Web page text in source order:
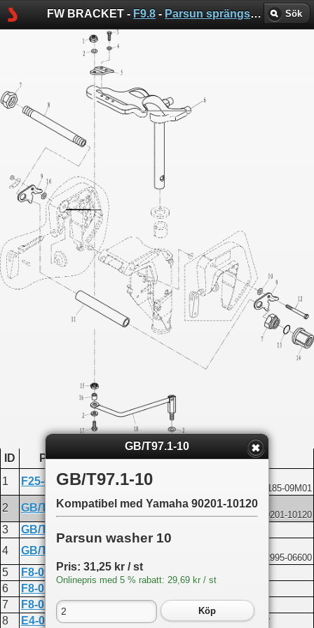
FW BRACKET - F9.8 - Parsun sprängskisser Sök
ID Produktkod
Namn
1
F25-07000006W Lock nut 3/8
Kompatibel med Yamaha 90185-09M01
2 GB/T97.1-10 Washer 10
Kompatibel med Yamaha 90201-10120
3 GB/T5783-M6x20
4
GB/T97.1-6 Washer 6
Kompatibel med Yamaha 92995-06600
5 F8-09000701W
Steering link plate
6
F8-01020000FW
Helm bracket assembly
7
F8-01010007
Self-locking nut
8
E4-07000002W Double-edged tube assembly
GB/T97.1-10
GB/T97.1-10
Kompatibel med Yamaha 90201-10120
Parsun washer 10
Pris: 31,25 kr / st
Onlinepris med 5 % rabatt: 29,69 kr / st
Köp